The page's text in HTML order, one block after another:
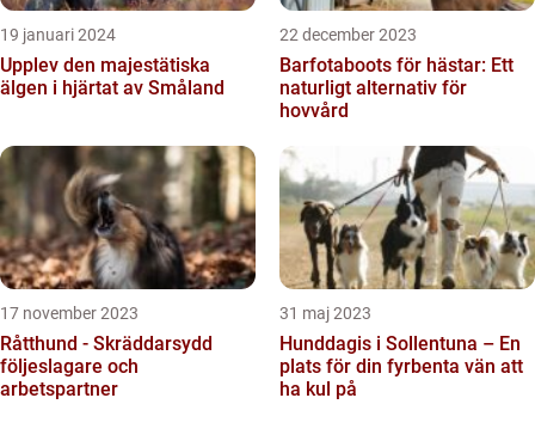
19 januari 2024
Upplev den majestätiska
älgen i hjärtat av Småland
22 december 2023
Barfotaboots för hästar: Ett
naturligt alternativ för
hovvård
17 november 2023
Råtthund - Skräddarsydd
följeslagare och
arbetspartner
31 maj 2023
Hunddagis i Sollentuna – En
plats för din fyrbenta vän att
ha kul på